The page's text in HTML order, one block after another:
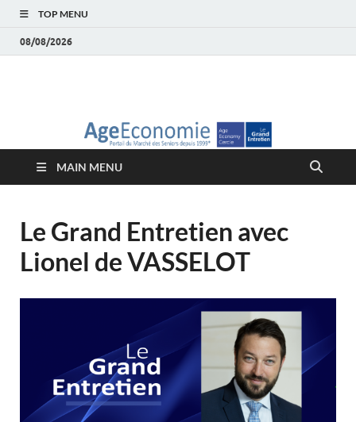
TOP MENU
08/08/2026
économie – Marché
des Seniors
MAIN MENU
Le Grand Entretien avec
Lionel de VASSELOT